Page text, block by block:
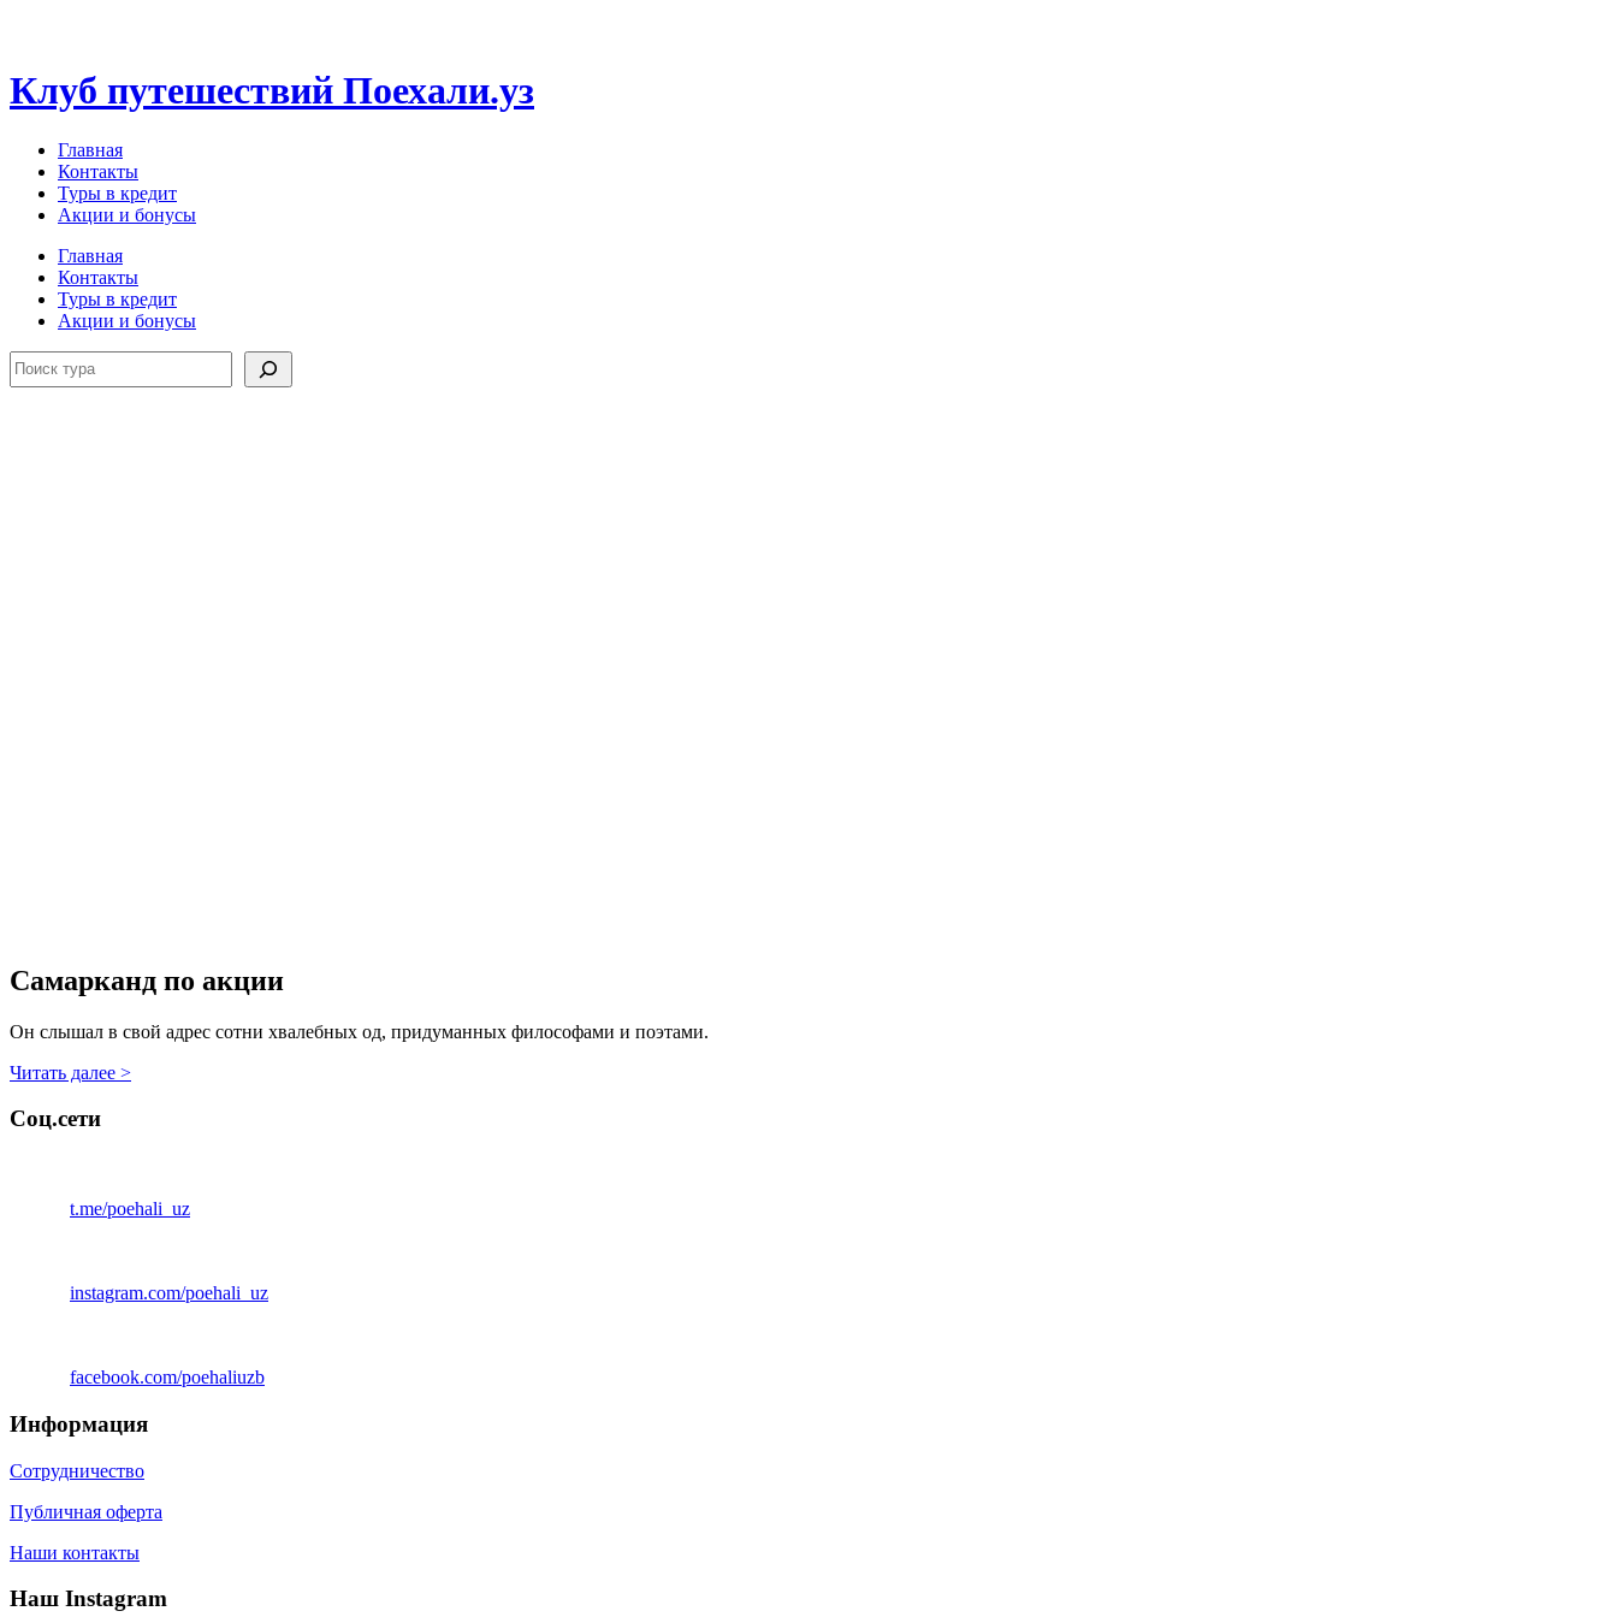
Клуб путешествий Поехали.уз
Главная
Контакты
Туры в кредит
Акции и бонусы
Главная
Контакты
Туры в кредит
Акции и бонусы
Поиск
Самарканд по акции
Он слышал в свой адрес сотни хвалебных од, придуманных философами и поэтами.
Читать далее >
Соц.сети
t.me/poehali_uz
instagram.com/poehali_uz
facebook.com/poehaliuzb
Информация
Сотрудничество
Публичная оферта
Наши контакты
Наш Instagram